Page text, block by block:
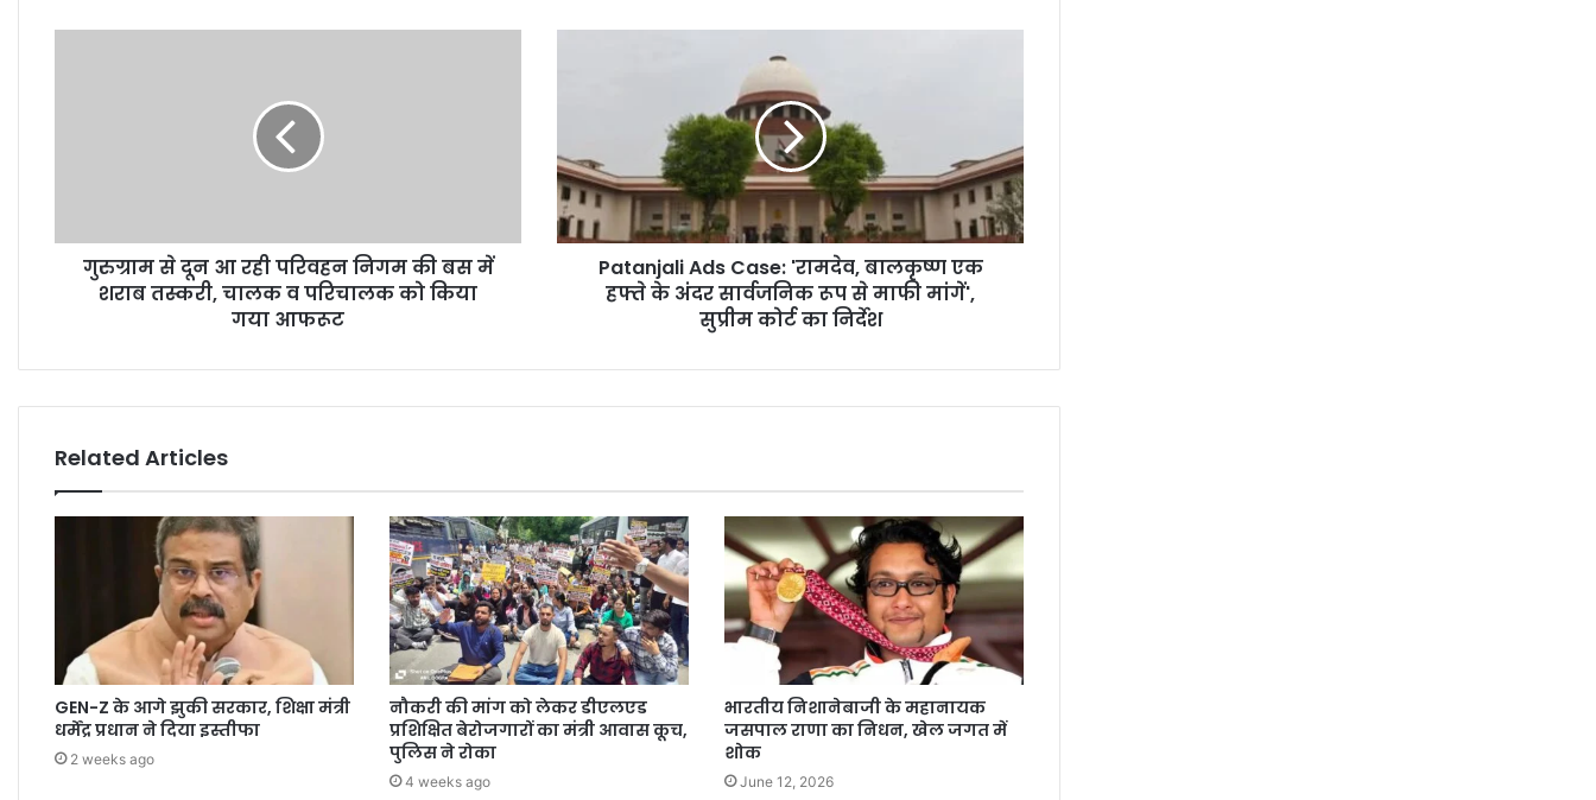
गुरुग्राम से दून आ रही परिवहन निगम की बस में
शराब तस्करी, चालक व परिचालक को किया
गया आफरूट
Patanjali Ads Case: 'रामदेव, बालकृष्ण एक
हफ्ते के अंदर सार्वजनिक रूप से माफी मांगें',
सुप्रीम कोर्ट का निर्देश
Related Articles
GEN-Z के आगे झुकी सरकार, शिक्षा मंत्री
धर्मेंद्र प्रधान ने दिया इस्तीफा
2 weeks ago
नौकरी की मांग को लेकर डीएलएड
प्रशिक्षित बेरोजगारों का मंत्री आवास कूच,
पुलिस ने रोका
4 weeks ago
भारतीय निशानेबाजी के महानायक
जसपाल राणा का निधन, खेल जगत में
शोक
June 12, 2026